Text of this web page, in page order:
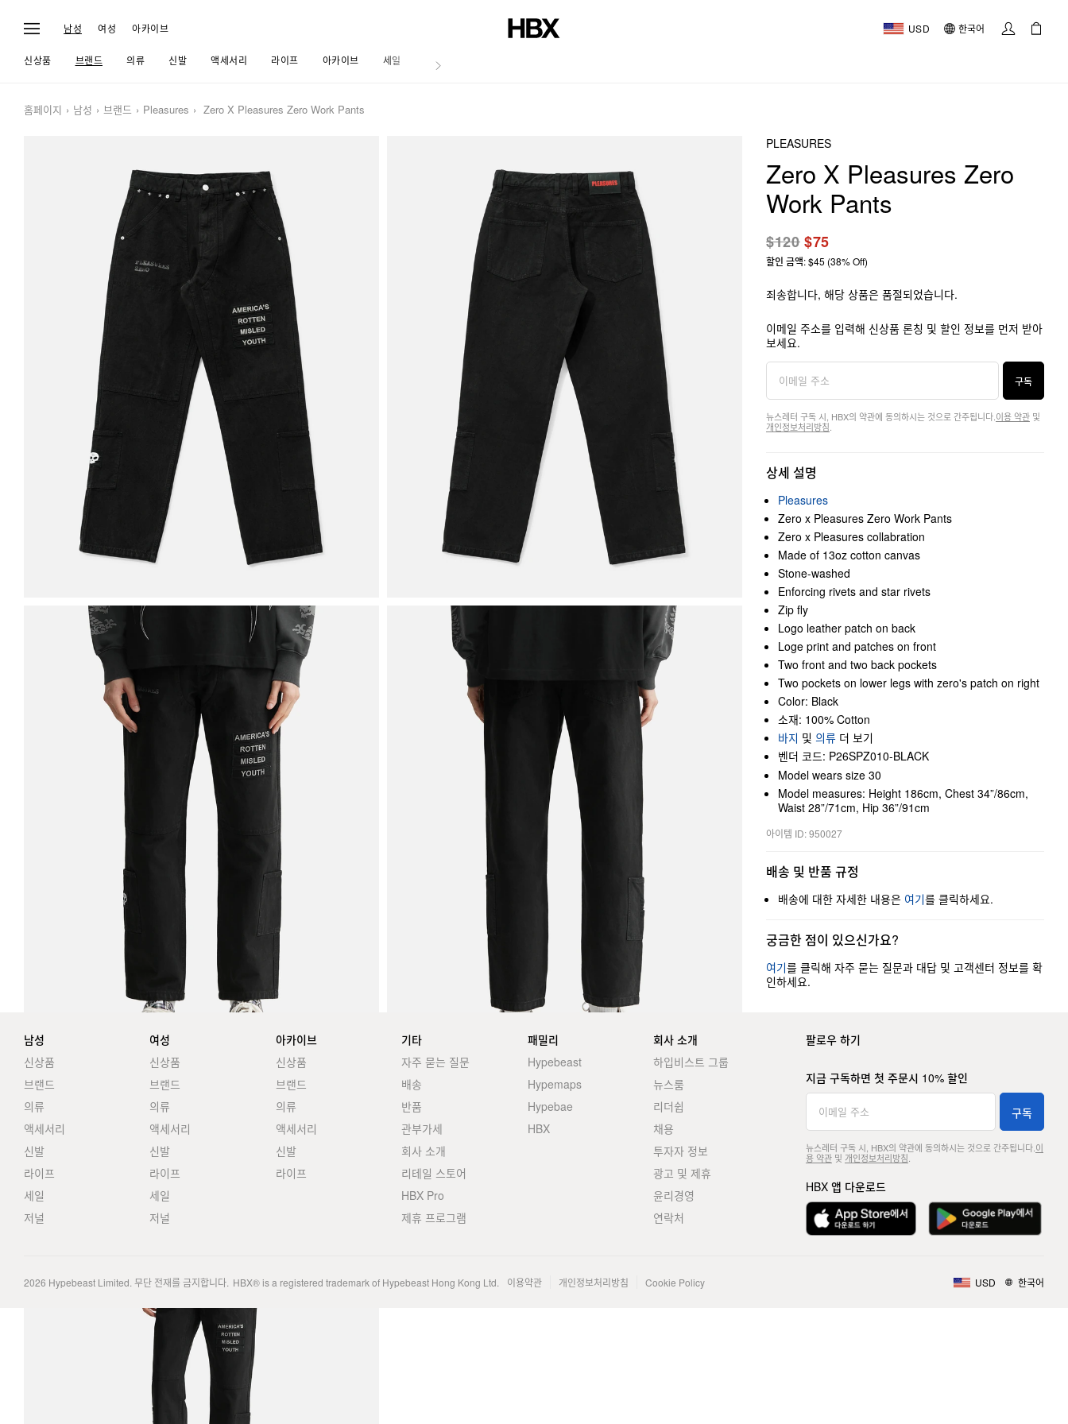
남성 여성 아카이브 USD 한국어
신상품 브랜드 의류 신발 액세서리 라이프 아카이브 세일 저널
홈페이지 남성 브랜드 Pleasures Zero X Pleasures Zero Work Pants
PLEASURES
Zero X Pleasures Zero
Work Pants
$120$75
할인 금액: $45 (38% Off)
죄송합니다, 해당 상품은 품절되었습니다.
이메일 주소를 입력해 신상품 론칭 및 할인 정보를 먼저 받아
보세요.
구독
뉴스레터 구독 시, HBX의 약관에 동의하시는 것으로 간주됩니다. 이용 약관 및
개인정보처리방침
상세 설명
Pleasures
Zero x Pleasures Zero Work Pants
Zero x Pleasures collabration
Made of 13oz cotton canvas
Stone-washed
Enforcing rivets and star rivets
Zip fly
Logo leather patch on back
Loge print and patches on front
Two front and two back pockets
Two pockets on lower legs with zero's patch on right
Color: Black
소재: 100% Cotton
바지 및 의류 더 보기
벤더 코드: P26SPZ010-BLACK
Model wears size 30
Model measures: Height 186cm, Chest 34”/86cm,
Waist 28”/71cm, Hip 36”/91cm
아이템 ID: 950027
배송 및 반품 규정
배송에 대한 자세한 내용은 여기를 클릭하세요.
궁금한 점이 있으신가요?
여기를 클릭해 자주 묻는 질문과 대답 및 고객센터 정보를 확
인하세요.
남성
신상품
브랜드
의류
액세서리
신발
라이프
세일
저널
여성
신상품
브랜드
의류
액세서리
신발
라이프
세일
저널
아카이브
신상품
브랜드
의류
액세서리
신발
라이프
기타
자주 묻는 질문
배송
반품
관부가세
회사 소개
리테일 스토어
HBX Pro
제휴 프로그램
패밀리
Hypebeast
Hypemaps
Hypebae
HBX
회사 소개
하입비스트 그룹
뉴스룸
리더쉽
채용
투자자 정보
광고 및 제휴
윤리경영
연락처
팔로우 하기
지금 구독하면 첫 주문시 10% 할인
구독
뉴스레터 구독 시, HBX의 약관에 동의하시는 것으로 간주됩니다. 이
용 약관및 개인정보처리방침
HBX 앱 다운로드
2026 Hypebeast Limited. 무단 전재를 금지합니다. HBX® is a registered trademark of Hypebeast Hong Kong Ltd. 이용약관 개인정보처리방침 Cookie Policy USD 한국어